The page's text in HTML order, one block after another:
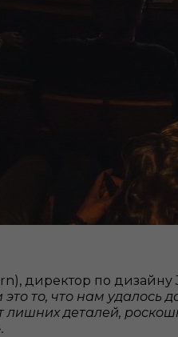
директор по дизайну
то, что нам
лишних деталей,